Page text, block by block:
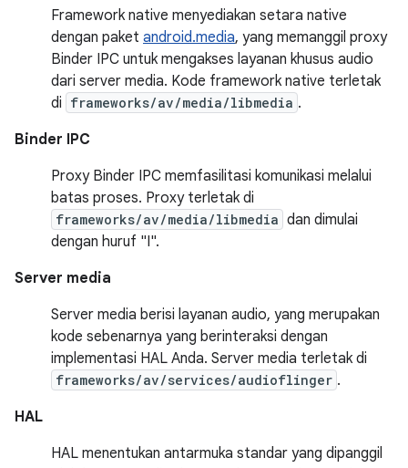
Framework native menyediakan setara native
dengan paket android.media, yang memanggil proxy
Binder IPC untuk mengakses layanan khusus audio
dari server media. Kode framework native terletak
di frameworks/av/media/libmedia .
Binder IPC
Proxy Binder IPC memfasilitasi komunikasi melalui
batas proses. Proxy terletak di
frameworks/av/media/libmedia dan dimulai
dengan huruf "I".
Server media
Server media berisi layanan audio, yang merupakan
kode sebenarnya yang berinteraksi dengan
implementasi HAL Anda. Server media terletak di
frameworks/av/services/audioflinger .
HAL
HAL menentukan antarmuka standar yang dipanggil